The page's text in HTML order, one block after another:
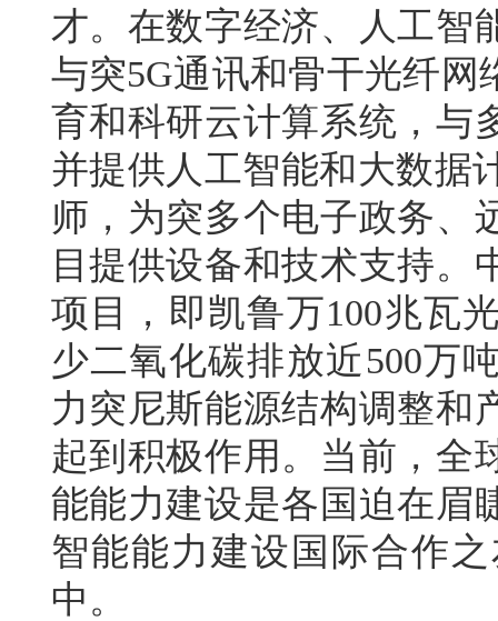
才。在数字经济、人工智
与突5G通讯和骨干光纤
育和科研云计算系统，与
并提供人工智能和大数据
师，为突多个电子政务、
目提供设备和技术支持。
项目，即凯鲁万100兆瓦
少二氧化碳排放近500万
力突尼斯能源结构调整和
起到积极作用。当前，全
能能力建设是各国迫在眉
智能能力建设国际合作
中。